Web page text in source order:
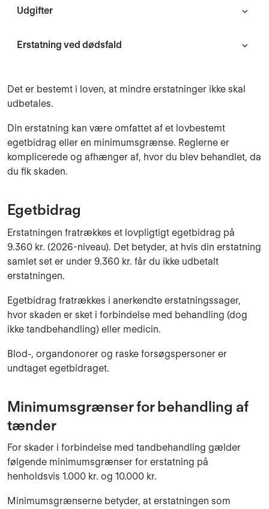
Udgifter
Erstatning ved dødsfald
Det er bestemt i loven, at mindre erstatninger ikke skal
udbetales.
Din erstatning kan være omfattet af et lovbestemt
egetbidrag eller en minimumsgrænse. Reglerne er
komplicerede og afhænger af, hvor du blev behandlet, da
du fik skaden.
Egetbidrag
Erstatningen fratrækkes et lovpligtigt egetbidrag på
9.360 kr. (2026-niveau). Det betyder, at hvis din erstatning
samlet set er under 9.360 kr. får du ikke udbetalt
erstatningen.
Egetbidrag fratrækkes i anerkendte erstatningssager,
hvor skaden er sket i forbindelse med behandling (dog
ikke tandbehandling) eller medicin.
Blod-, organdonorer og raske forsøgspersoner er
undtaget egetbidraget.
Minimumsgrænser for behandling af
tænder
For skader i forbindelse med tandbehandling gælder
følgende minimumsgrænser for erstatning på
henholdsvis 1.000 kr. og 10.000 kr.
Minimumsgrænserne betyder, at erstatningen som